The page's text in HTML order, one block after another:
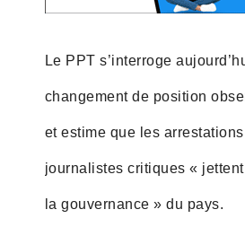
Le PPT s’interroge
changement de position
et estime que les
journalistes critiques «
la gouvernance » du pays.